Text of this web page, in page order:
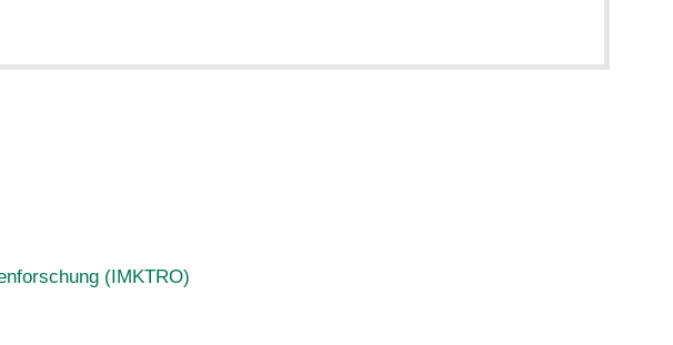
(IMKTRO)